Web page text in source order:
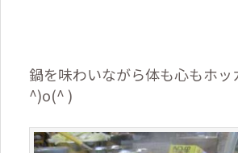
鍋を味わいながら体も心もホ
^)o(^ )